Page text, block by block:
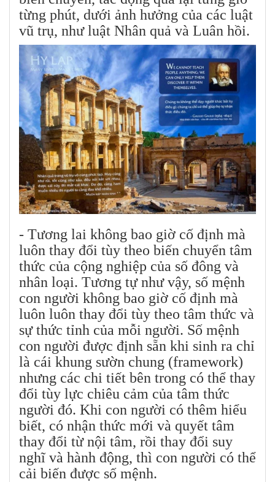
từng phút, dưới ảnh hưởng của các luật
vũ trụ, như luật Nhân quả và Luân hồi.
- Tương lai không bao giờ cố định mà
luôn thay đổi tùy theo biến chuyển tâm
thức của cộng nghiệp của số đông và
nhân loại. Tương tự như vậy, số mệnh
con người không bao giờ cố định mà
luôn luôn thay đổi tùy theo tâm thức và
sự thức tỉnh của mỗi người. Số mệnh
con người được định sẵn khi sinh ra chỉ
là cái khung sườn chung (framework)
nhưng các chi tiết bên trong có thể thay
đổi tùy lực chiêu cảm của tâm thức
người đó. Khi con người có thêm hiểu
biết, có nhận thức mới và quyết tâm
thay đổi từ nội tâm, rồi thay đổi suy
nghĩ và hành động, thì con người có thể
cải biến được số mệnh.